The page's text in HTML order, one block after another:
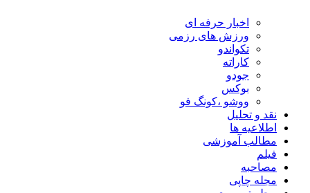
اخبار حرفه ای
ورزش های رزمی
تکواندو
کاراته
جودو
بوکس
ووشو ،کونگ فو
نقد و تحلیل
اطلاعیه ها
مطالب آموزشی
فیلم
مصاحبه
مجله چاپی